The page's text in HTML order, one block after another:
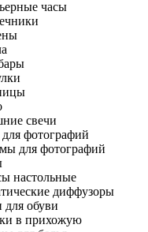
часы
свечи
фотографий
для фотографий
настольные
диффузоры
обуви
в прихожую